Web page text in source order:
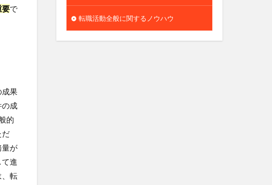
要で
成果
の成
的
だ
量が
進
、転
転職活動全般に関するノウハウ